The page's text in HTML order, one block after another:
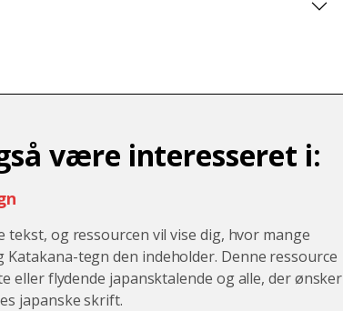
være interesseret i:
tekst, og ressourcen vil vise dig, hvor mange
Katakana-tegn den indeholder. Denne ressource
eller flydende japansktalende og alle, der ønsker
japanske skrift.